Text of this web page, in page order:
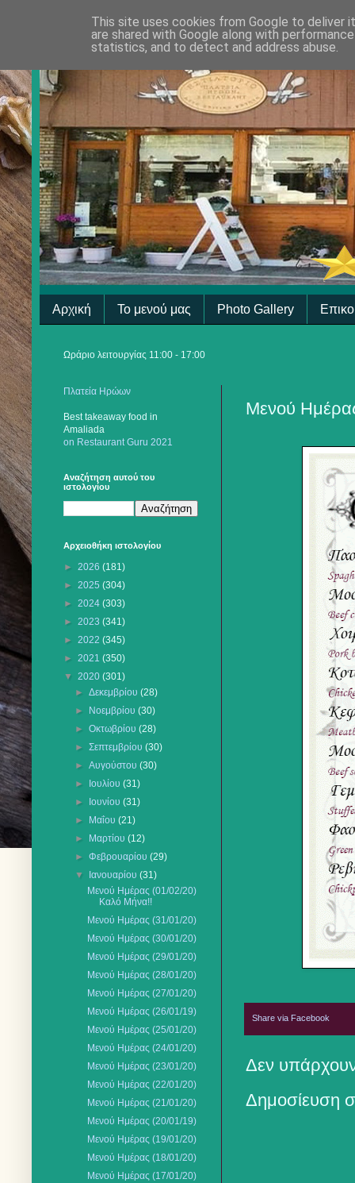
Αρχική Το μενού μας Photo Gallery
Ωράριο λειτουργίας 11:00 - 17:00
Μενού
Share via Facebook
Δεν
Δημοσίευση
Πλατεία Ηρώων
Best takeaway food in
Amaliada
on Restaurant Guru 2021
Αναζήτηση αυτού του
ιστολογίου
Αρχειοθήκη ιστολογίου
► 2026 (181)
► 2025 (304)
► 2024 (303)
► 2023 (341)
► 2022 (345)
► 2021 (350)
▼ 2020 (301)
►Δεκεμβρίου(28)
►
Νοεμβρίου(30)
►Οκτωβρίου(28)
►Σεπτεμβρίου(30)
►Αυγούστου(30)
►
Ιουλίου(31)
►
Ιουνίου(31)
►
Μαΐου(21)
►
Μαρτίου(12)
►Φεβρουαρίου(29)
▼
Ιανουαρίου(31)
Μενού Ημέρας (01/02/20)
Καλό Μήνα!!
Μενού Ημέρας (31/01/20)
Μενού Ημέρας (30/01/20)
Μενού Ημέρας (29/01/20)
Μενού Ημέρας (28/01/20)
Μενού Ημέρας (27/01/20)
Μενού Ημέρας (26/01/19)
Μενού Ημέρας (25/01/20)
Μενού Ημέρας (24/01/20)
Μενού Ημέρας (23/01/20)
Μενού Ημέρας (22/01/20)
Μενού Ημέρας (21/01/20)
Μενού Ημέρας (20/01/19)
Μενού Ημέρας (19/01/20)
Μενού Ημέρας (18/01/20)
Μενού Ημέρας (17/01/20)
This site uses cookies from Google to deliver
are shared with Google along with
statistics, and to detect and address abuse.